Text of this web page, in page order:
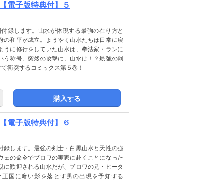
電子版特典付】５
録します。山水が体現する最強の在り方と
和平が成立。ようやく山水たちは日常に戻
に修行をしていた山水は、拳法家・ランに
称号。突然の攻撃に、山水は！？最強の剣
衝突するコミックス第５巻！
購入する
電子版特典付】６
します。最強の剣士・白黒山水と天性の強
の命令でブロワの実家に赴くことになった
歓迎される山水だが、ブロワの兄・ヒータ
国に暗い影を落とす男の出現を予知する